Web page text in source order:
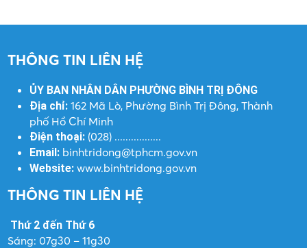
THÔNG TIN LIÊN HỆ
ỦY BAN NHÂN DÂN PHƯỜNG BÌNH TRỊ ĐÔNG
Địa chỉ: 162 Mã Lò, Phường Bình Trị Đông, Thành
phố Hồ Chí Minh
Điện thoại: (028) .................
Email: binhtridong@tphcm.gov.vn
Website: www.binhtridong.gov.vn
THÔNG TIN LIÊN HỆ
Thứ 2 đến Thứ 6
Sáng: 07g30 – 11g30